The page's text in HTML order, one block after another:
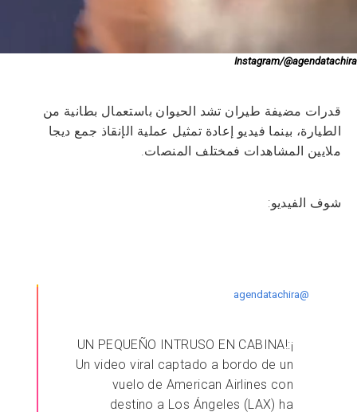
Instagram/@agendatachira
قدرات مضيفة طيران تشد الحيوان باستعمال بطانية من
الطيارة، بينما فيديو إعادة تمثيل عملية الإنقاذ جمع ديجا
ملايين المشاهدات فمختلف المنصات.
شوف الفيديو:
@agendatachira
¡UN PEQUEÑO INTRUSO EN CABINA!:
Un video viral captado a bordo de un
vuelo de American Airlines con
destino a Los Ángeles (LAX) ha